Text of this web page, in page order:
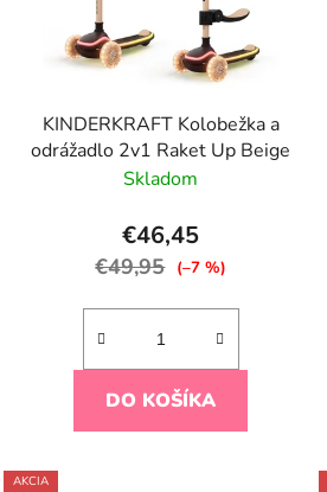
KINDERKRAFT Kolobežka a
odrážadlo 2v1 Raket Up Beige
Skladom
€46,45
€49,95 (–7 %)
DO KOŠÍKA
AKCIA